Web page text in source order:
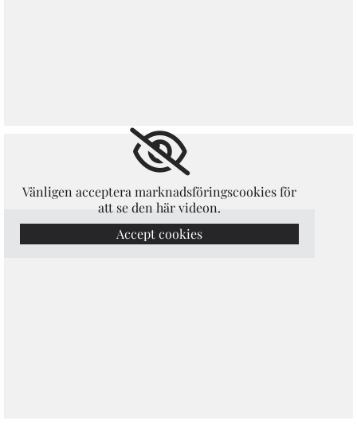
Vänligen acceptera marknadsföringscookies för
att se den här videon.
Accept cookies